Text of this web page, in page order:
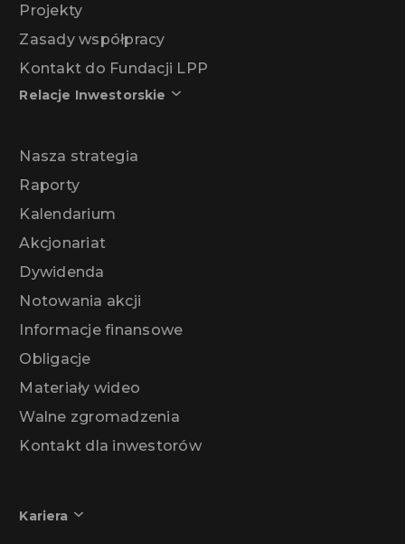
Projekty
Zasady współpracy
Kontakt do Fundacji LPP
Relacje Inwestorskie
Nasza strategia
Raporty
Kalendarium
Akcjonariat
Dywidenda
Notowania akcji
Informacje finansowe
Obligacje
Materiały wideo
Walne zgromadzenia
Kontakt dla inwestorów
Kariera